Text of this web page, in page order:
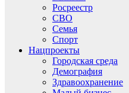
Росреестр
СВО
Семья
Спорт
Нацпроекты
Городская среда
Демография
Здравоохранение